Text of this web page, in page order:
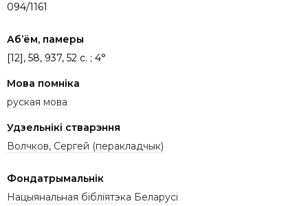
094/1161
Аб’ём, памеры
[12], 58, 937, 52 с. ; 4°
Мова помніка
руская мова
Удзельнікі стварэння
Волчков, Сергей (перакладчык)
Фондатрымальнік
Нацыянальная бібліятэка Беларусі